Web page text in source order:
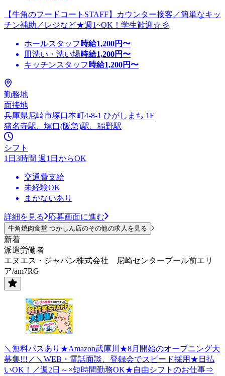
【牛角のフードコートSTAFF】カウンター接客／簡単なキッ
チン補助／レジなど★週1~OK！学生歓迎☆彡
ホールスタッフ 時給1,200円〜
皿洗い・洗い場時給1,200円〜
キッチンスタッフ 時給1,200円〜
勤務地
面接地
兵庫県尼崎市塚口本町4-8-1 ひがしまち 1F
猪名寺駅、塚口(阪急)駅、稲野駅
シフト
1日3時間 週1日からOK
交通費支給
未経験OK
まかないあり
詳細を見る 応募画面に進む
牛角焼肉食堂 つかしん店のその他の求人を見る
新着
派遣労働者
エヌエス・ジャパン株式会社 尼崎センタープール前エリ
ア/am7RG
＼無料バスあり★Amazon武庫川★8月開始のオープニング大
募集!!!／＼WEB・電話面談、登録会でスピード採用★日払
いOK！／週2日～×短時間勤務OK★自由シフトのお仕事⇒